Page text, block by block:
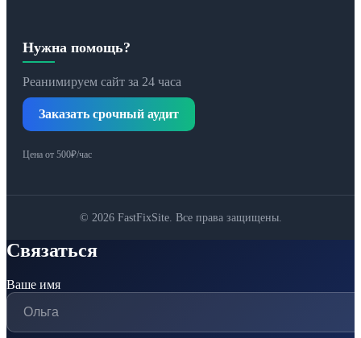
Нужна помощь?
Реанимируем сайт за 24 часа
Заказать срочный аудит
Цена от 500₽/час
© 2026 FastFixSite. Все права защищены.
Связаться
Ваше имя